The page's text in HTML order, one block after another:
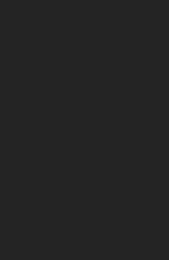
de
de Derecho